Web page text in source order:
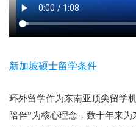
新加坡硕士留学条件
环外留学作为东南亚顶尖留学
陪伴”为核心理念，数十年来